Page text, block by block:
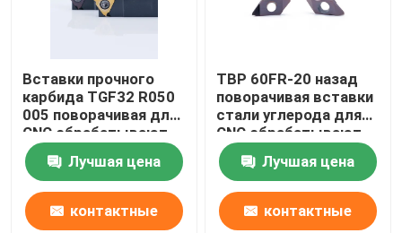
Вставки прочного
карбида TGF32 R050
005 поворачивая для
CNC обрабатывают
калибровать на
токарном станке
подвергать
механической
обработке
Лучшая цена
контактные
TBP 60FR-20 назад
поворачивая вставки
стали углерода для
CNC обрабатывают
стальной подвергать
на токарном станке
механической
обработке частей
Лучшая цена
контактные